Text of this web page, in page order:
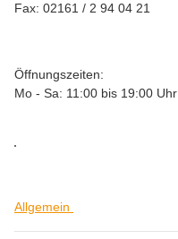
Fax: 02161 / 2 94 04 21
Öffnungszeiten:
Mo - Sa: 11:00 bis 19:00 Uhr
Allgemein